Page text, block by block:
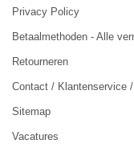
Privacy Policy
Betaalmethoden - Alle
Retourneren
Contact / Klantenservice
Sitemap
Vacatures